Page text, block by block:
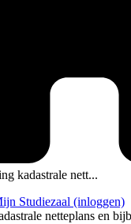
kadastrale nett...
Studiezaal (inloggen)
netteplans en